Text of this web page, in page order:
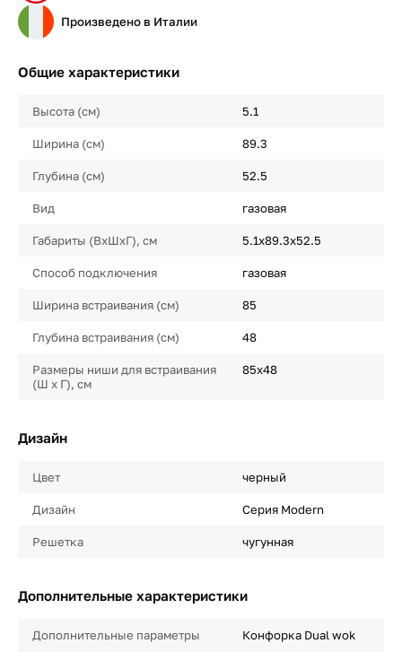
Произведено в Италии
Общие характеристики
Высота (см) 5.1
Ширина (см) 89.3
Глубина (см) 52.5
Вид газовая
Габариты (ВхШхГ), см 5.1х89.3х52.5
Способ подключения газовая
Ширина встраивания (см) 85
Глубина встраивания (см) 48
Размеры ниши для встраивания
(Ш х Г), см
85х48
Дизайн
Цвет черный
Дизайн Серия Modern
Решетка чугунная
Дополнительные характеристики
Дополнительные параметры Конфорка Dual wok